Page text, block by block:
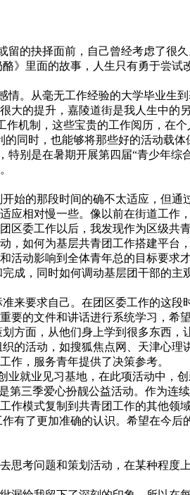
抉择面前，自己曾经考虑了很久
》里面的故事，人生只有勇于尝
从毫无工作经验的大学毕业生到
大的提升，嘉陵道街是我人生中的
机制，这些宝贵的工作阅历，在
同时，也能够将那些好的活动载体
是在暑期开展第四届“青少年综
那段时间的确不太适应，但通
应相对慢一些。像以前在街道工作
区委工作以后，我发现作为区级共
如何为基层共青团工作搭建平台
动影响到全体青年总的目标要求才
同时如何调动基层团干部的主观
求自己。在团区委工作的这段
的文件和讲话进行系统学习，希
方面，从他们身上学到很多东西，
动，如搜狐焦点网、天津心理
作，服务青年提供了决策参考。
业见习基地，在此项活动中，创
三季爱心扮靓公益活动。作为连
模式复制到共青团工作的其他领
更加准确的认识。希望在今后的
问题和策划活动，在某种程度上